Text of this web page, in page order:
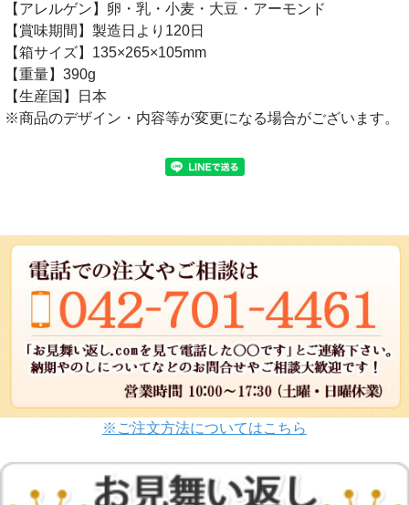
【アレルゲン】卵・乳・小麦・大豆・アーモンド
【賞味期間】製造日より120日
【箱サイズ】135×265×105mm
【重量】390g
【生産国】日本
※商品のデザイン・内容等が変更になる場合がございます。
※ご注文方法についてはこちら